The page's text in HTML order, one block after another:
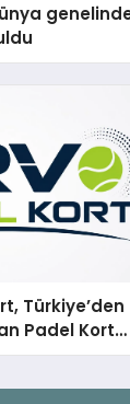
Türkiye’den
Padel Kort
Adresi